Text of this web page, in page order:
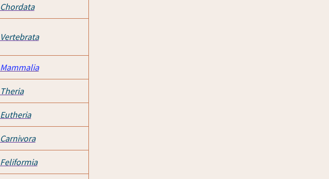
Chordata
Vertebrata
Mammalia
Theria
Eutheria
Carnivora
Feliformia